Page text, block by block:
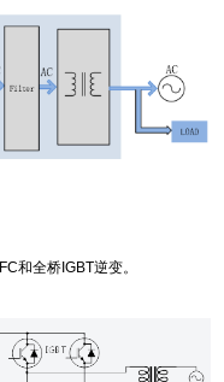
和全桥IGBT逆变。